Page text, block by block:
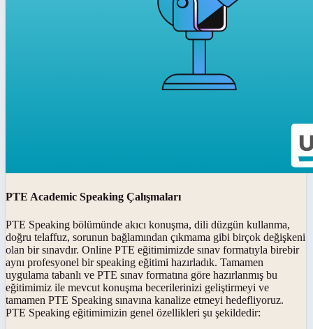
PTE Academic Speaking Çalışmaları
PTE Speaking bölümünde akıcı konuşma, dili düzgün kullanma,
doğru telaffuz, sorunun bağlamından çıkmama gibi birçok değişkeni
olan bir sınavdır. Online PTE eğitimimizde sınav formatıyla birebir
aynı profesyonel bir speaking eğitimi hazırladık. Tamamen
uygulama tabanlı ve PTE sınav formatına göre hazırlanmış bu
eğitimimiz ile mevcut konuşma becerilerinizi geliştirmeyi ve
tamamen PTE Speaking sınavına kanalize etmeyi hedefliyoruz.
PTE Speaking eğitimimizin genel özellikleri şu şekildedir: